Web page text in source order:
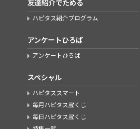
友達紹介でためる
ハピタス紹介プログラム
アンケートひろば
アンケートひろば
スペシャル
ハピタススマート
毎月ハピタス宝くじ
毎日ハピタス宝くじ